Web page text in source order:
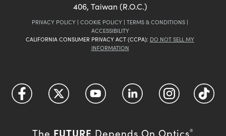
406, Taiwan (R.O.C.)
PRIVACY POLICY | COOKIE POLICY | TERMS & CONDITIONS |
ACCESSIBILITY
CALIFORNIA CONSUMER PRIVACY ACT (CCPA): DO NOT SELL MY
INFORMATION
The FUTURE Depends On Optics®